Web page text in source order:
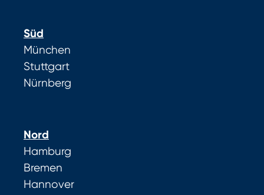
Süd
München
Stuttgart
Nürnberg
Nord
Hamburg
Bremen
Hannover